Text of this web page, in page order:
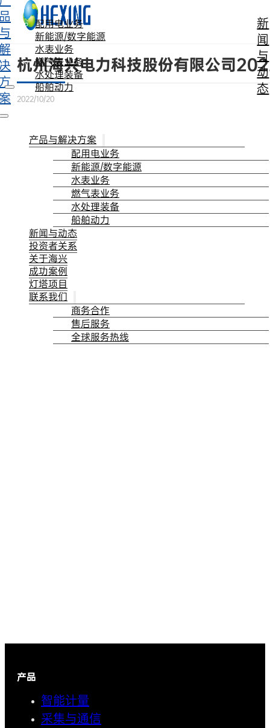
跳转到主要内容 跳转到页脚
配用电业务
新能源/数字能源
水表业务
燃气表业务
水处理装备
船舶动力
新
闻
与
动
态
产品与解决方案
配用电业务
新能源/数字能源
水表业务
燃气表业务
水处理装备
船舶动力
新闻与动态
投资者关系
关于海兴
成功案例
灯塔项目
联系我们
商务合作
售后服务
全球服务热线
杭州海兴电力科技股份有限公司
2022/10/20
产品
智能计量
采集与通信